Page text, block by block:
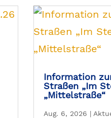
Information
Straßen „Im
„Mittelstraße“
Aug. 6, 2026 |